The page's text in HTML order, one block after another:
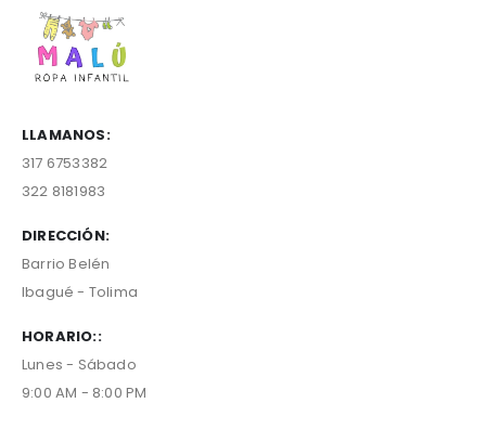
LLAMANOS:
317 6753382
322 8181983
DIRECCIÓN:
Barrio Belén
Ibagué - Tolima
HORARIO::
Lunes - Sábado
9:00 AM - 8:00 PM